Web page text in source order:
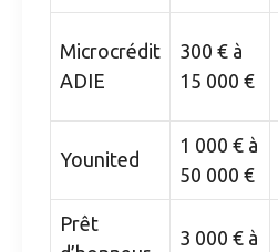
Microcrédit
ADIE
300 € à
15 000 €
Younited
1 000 € à
50 000 €
Prêt
3 000 € à